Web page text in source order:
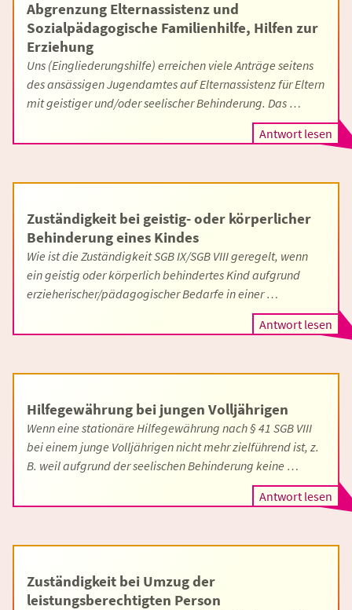
Abgrenzung Elternassistenz und
Sozialpädagogische Familienhilfe, Hilfen zur
Erziehung
Uns (Eingliederungshilfe) erreichen viele Anträge seitens
des ansässigen Jugendamtes auf Elternassistenz für Eltern
mit geistiger und/oder seelischer Behinderung. Das …
Antwort lesen
Zuständigkeit bei geistig- oder körperlicher
Behinderung eines Kindes
Wie ist die Zuständigkeit SGB IX/SGB VIII geregelt, wenn
ein geistig oder körperlich behindertes Kind aufgrund
erzieherischer/pädagogischer Bedarfe in einer …
Antwort lesen
Hilfegewährung bei jungen Volljährigen
Wenn eine stationäre Hilfegewährung nach § 41 SGB VIII
bei einem junge Volljährigen nicht mehr zielführend ist, z.
B. weil aufgrund der seelischen Behinderung keine …
Antwort lesen
Zuständigkeit bei Umzug der
leistungsberechtigten Person